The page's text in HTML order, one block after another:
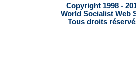
Copyright 1998 -
World Socialist Web
Tous droits